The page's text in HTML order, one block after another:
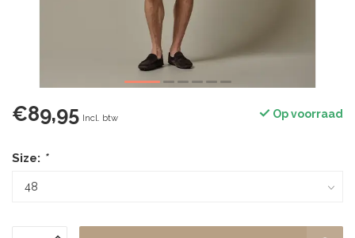
€89,95 Incl. btw Op voorraad
Size: *